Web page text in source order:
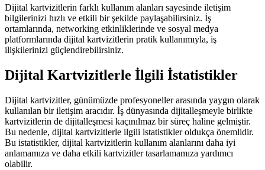
Dijital kartvizitlerin farklı kullanım alanları sayesinde iletişim
bilgilerinizi hızlı ve etkili bir şekilde paylaşabilirsiniz. İş
ortamlarında, networking etkinliklerinde ve sosyal medya
platformlarında dijital kartvizitlerin pratik kullanımıyla, iş
ilişkilerinizi güçlendirebilirsiniz.
Dijital Kartvizitlerle İlgili İstatistikler
Dijital kartvizitler, günümüzde profesyoneller arasında yaygın olarak
kullanılan bir iletişim aracıdır. İş dünyasında dijitalleşmeyle birlikte
kartvizitlerin de dijitalleşmesi kaçınılmaz bir süreç haline gelmiştir.
Bu nedenle, dijital kartvizitlerle ilgili istatistikler oldukça önemlidir.
Bu istatistikler, dijital kartvizitlerin kullanım alanlarını daha iyi
anlamamıza ve daha etkili kartvizitler tasarlamamıza yardımcı
olabilir.